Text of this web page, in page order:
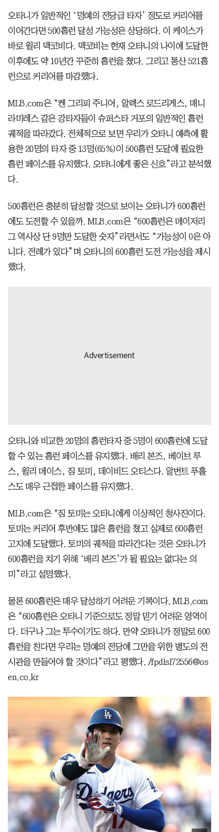
오타니가 일반적인 ‘명예의 전당급 타자’ 정도로 커리어를
이어간다면 500홈런 달성 가능성은 상당하다. 이 케이스가
바로 윌리 맥코비다. 맥코비는 현재 오타니의 나이에 도달한
이후에도 약 10년간 꾸준히 홈런을 쳤다. 그리고 통산 521홈
런으로 커리어를 마감했다.
MLB.com은 “켄 그리피 주니어, 알렉스 로드리게스, 매니
라미레스 같은 강타자들이 슈퍼스타 거포의 일반적인 홈런
궤적을 따라갔다. 전체적으로 보면 우리가 오타니 예측에 활
용한 20명의 타자 중 13명(65%)이 500홈런 도달에 필요한
홈런 페이스를 유지했다. 오타니에게 좋은 신호”라고 분석했
다.
500홈런은 충분히 달성할 것으로 보이는 오타니가 600홈런
에도 도전할 수 있을까. MLB.com은 “600홈런은 메이저리
그 역사상 단 9명만 도달한 숫자”라면서도 “가능성이 0은 아
니다. 전례가 있다”며 오타니의 600홈런 도전 가능성을 제시
했다.
오타니와 비교한 20명의 홈런타자 중 5명이 600홈런에 도달
할 수 있는 홈런 페이스를 유지했다. 배리 본즈, 베이브 루
스, 윌리 메이스, 짐 토미, 데이비드 오티스다. 알번트 푸홀
스도 매우 근접한 페이스를 유지했다.
MLB.com은 “짐 토미는 오타니에게 이상적인 청사진이다.
토미는 커리어 후반에도 많은 홈런을 쳤고 실제로 600홈런
고지에 도달했다. 토미의 궤적을 따라간다는 것은 오타니가
600홈런을 치기 위해 ‘배리 본즈’가 될 필요는 없다는 의
미”라고 설명했다.
물론 600홈런은 매우 달성하기 어려운 기록이다. MLB.com
은 “600홈런은 오타니 기준으로도 정말 믿기 어려운 영역이
다. 더구나 그는 투수이기도 하다. 만약 오타니가 정말로 600
홈런을 친다면 우리는 명예의 전당에 그만을 위한 별도의 전
시관을 만들어야 할 것이다”라고 평했다. /fpdlsl72556@os
en.co.kr